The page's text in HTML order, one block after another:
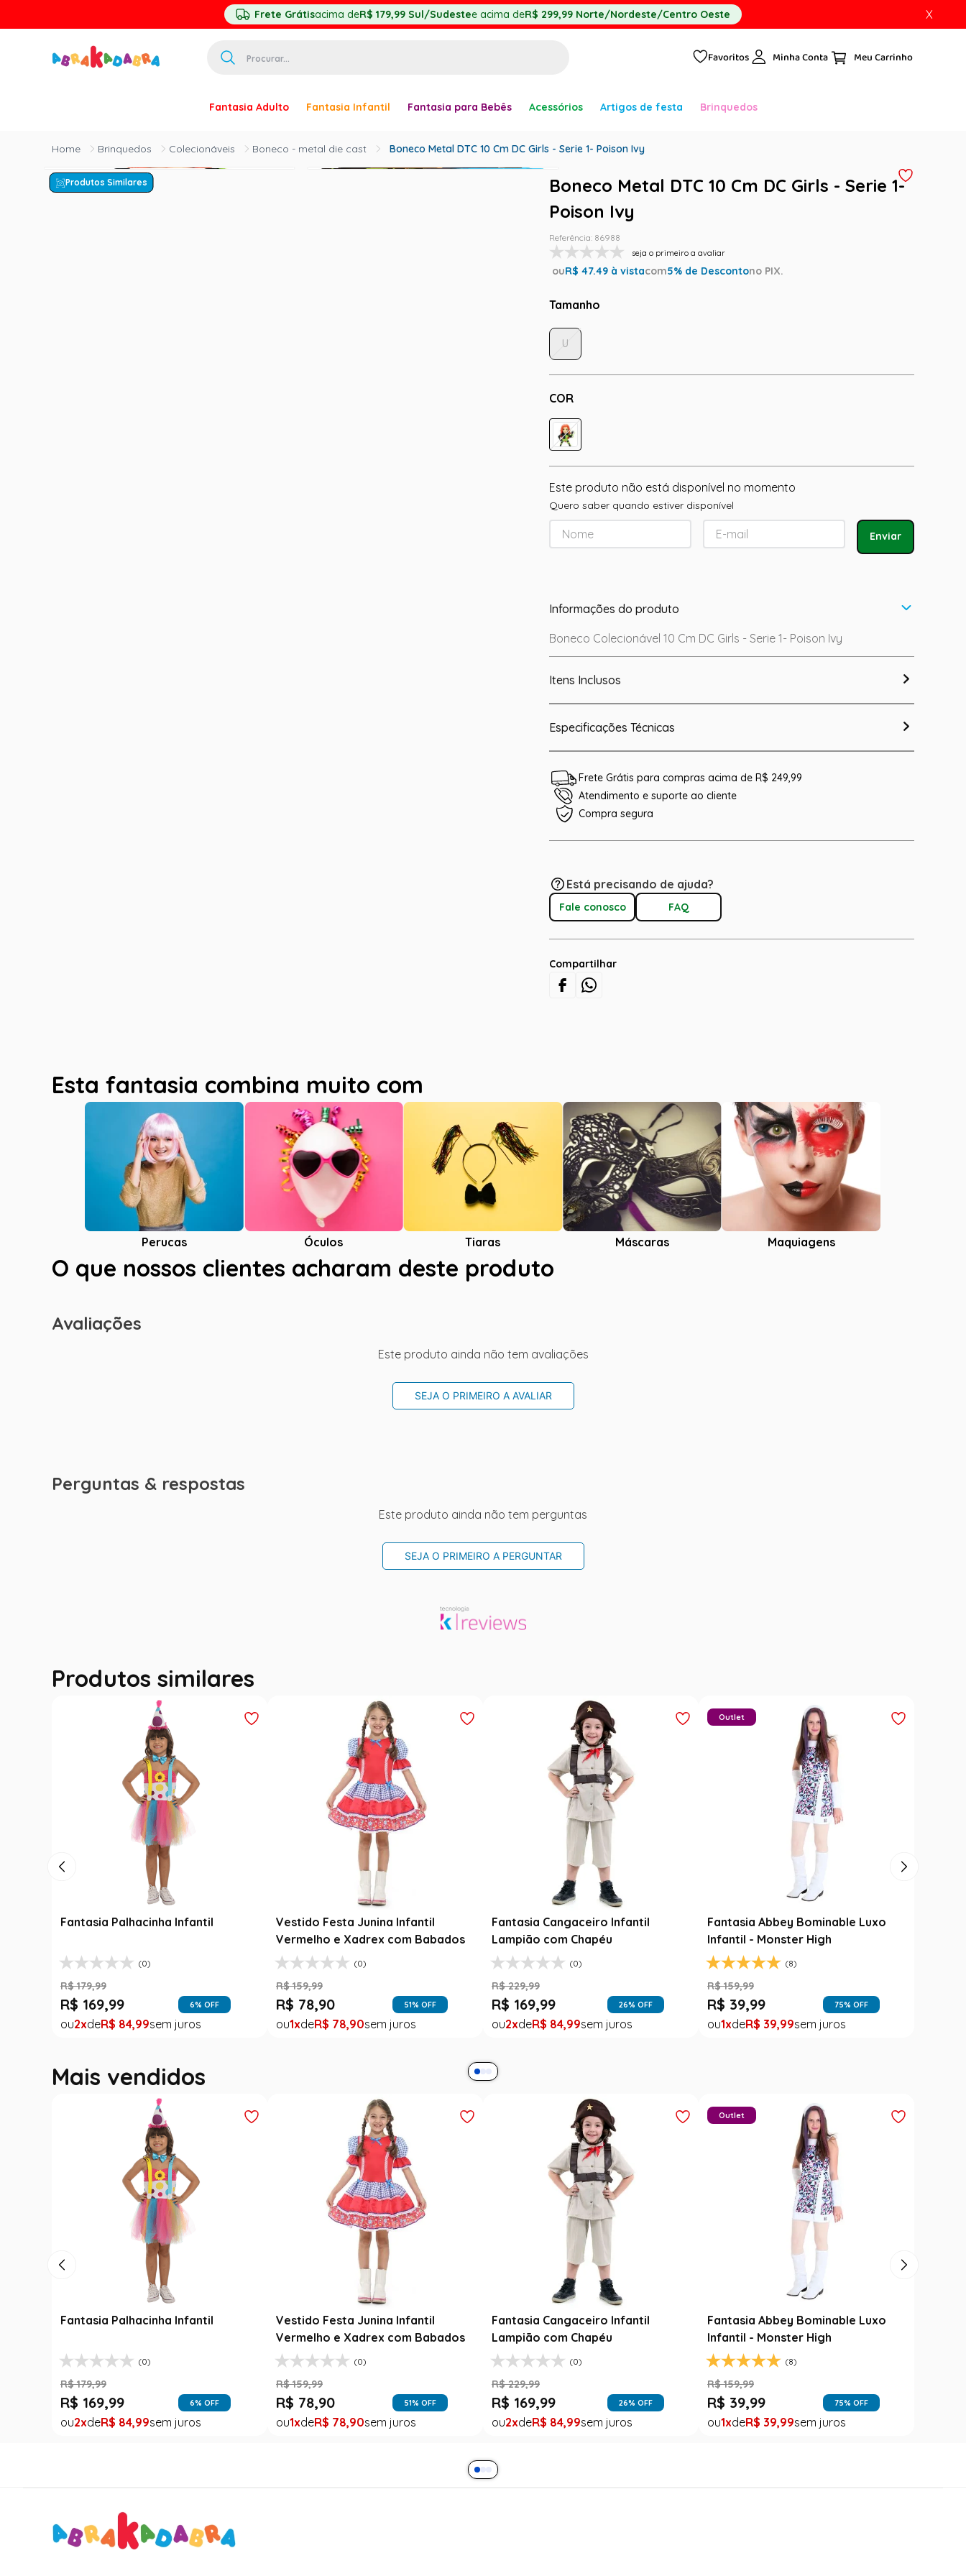
Frete Grátisacima deR$ 179,99 Sul/Sudestee acima deR$ 299,99 Norte/Nordeste/Centro Oeste X
Favoritos Minha Conta
Fantasia Adulto Fantasia Infantil Fantasia para Bebês Acessórios Artigos de festa Brinquedos
Brinquedos Colecionáveis Boneco - metal die cast Boneco Metal DTC 10 Cm DC Girls - Serie 1- Poison Ivy
Produtos Similares
Boneco Metal DTC 10 Cm DC Girls - Serie 1-
Poison Ivy
Referência: 86988
seja o primeiro a avaliar
ouR$47.49 à vistacom5% de Descontono PIX.
Tamanho
COR
U
Este produto não está disponível no momento
Quero saber quando estiver disponível
Enviar
Informações do produto
Boneco Colecionável 10 Cm DC Girls - Serie 1- Poison Ivy
Itens Inclusos
Especificações Técnicas
Frete Grátis para compras acima de R$ 249,99
Atendimento e suporte ao cliente
Compra segura
Está precisando de ajuda?
Fale conosco FAQ
Compartilhar
Esta fantasia combina muito com
Perucas Óculos Tiaras Máscaras Maquiagens
O que nossos clientes acharam deste produto
Avaliações
Este produto ainda não tem avaliações
SEJA O PRIMEIRO A AVALIAR
Perguntas & respostas
Este produto ainda não tem perguntas
SEJA O PRIMEIRO A PERGUNTAR
Produtos similares
Fantasia Palhacinha Infantil
(0)
R$ 179,99
R$ 169,99 6% OFF
2 R$ 84,99
Vestido Festa Junina Infantil
Vermelho e Xadrex com Babados
(0)
R$ 159,99
R$ 78,90 51% OFF
1 R$ 78,90
Fantasia Cangaceiro Infantil
Lampião com Chapéu
(0)
R$ 229,99
R$ 169,99 26% OFF
2 R$ 84,99
Fantasia Abbey Bominable Luxo
Infantil - Monster High
(8)
Outlet
R$ 159,99
R$ 39,99 75% OFF
1 R$ 39,99
Mais vendidos
Fantasia Palhacinha Infantil
(0)
R$ 179,99
R$ 169,99 6% OFF
2 R$ 84,99
Vestido Festa Junina Infantil
Vermelho e Xadrex com Babados
(0)
R$ 159,99
R$ 78,90 51% OFF
1 R$ 78,90
Fantasia Cangaceiro Infantil
Lampião com Chapéu
(0)
R$ 229,99
R$ 169,99 26% OFF
2 R$ 84,99
Fantasia Abbey Bominable Luxo
Infantil - Monster High
(8)
Outlet
R$ 159,99
R$ 39,99 75% OFF
1 R$ 39,99